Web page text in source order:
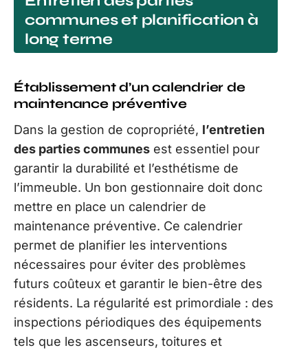
communes et planification à
long terme
Établissement d’un calendrier de
maintenance préventive
Dans la gestion de copropriété, l’entretien
des parties communes est essentiel pour
garantir la durabilité et l’esthétisme de
l’immeuble. Un bon gestionnaire doit donc
mettre en place un calendrier de
maintenance préventive. Ce calendrier
permet de planifier les interventions
nécessaires pour éviter des problèmes
futurs coûteux et garantir le bien-être des
résidents. La régularité est primordiale : des
inspections périodiques des équipements
tels que les ascenseurs, toitures et